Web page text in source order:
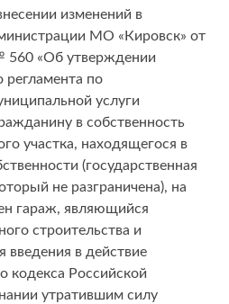
изменений в
МО «Кировск» от
560 «Об утверждении
регламента по
услуги
в собственность
участка, находящегося в
(государственная
не разграничена), на
гараж, являющийся
строительства и
введения в действие
кодекса Российской
утратившим силу